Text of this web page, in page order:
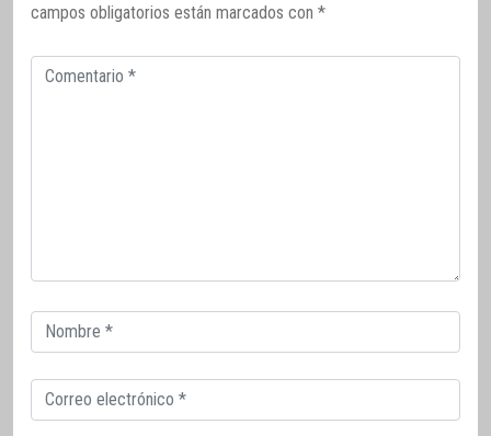
campos obligatorios están marcados con *
Comentario
Correo
electrónico
Correo
electrónico